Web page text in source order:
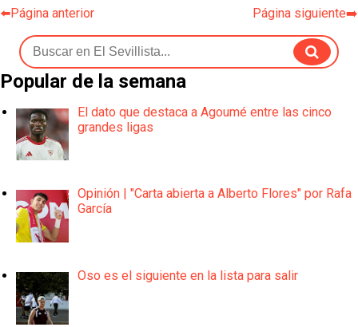
⬅️Página anterior Página siguiente➡️
Popular de la semana
El dato que destaca a Agoumé entre las cinco
grandes ligas
Opinión | "Carta abierta a Alberto Flores" por Rafa
García
Oso es el siguiente en la lista para salir